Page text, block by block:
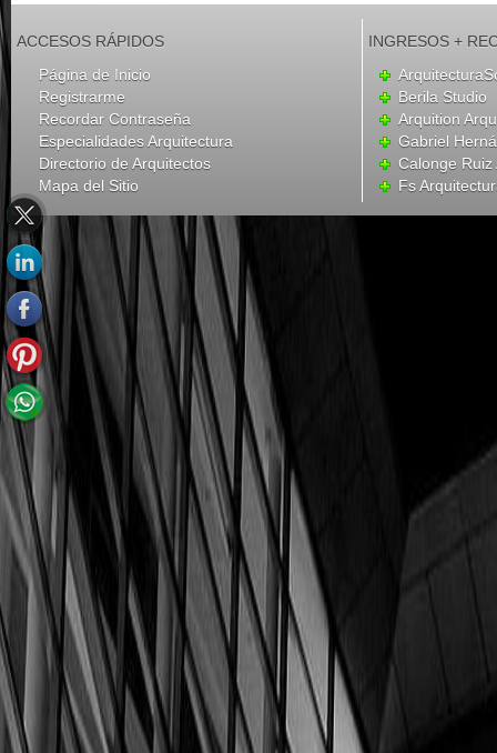
ACCESOS RÁPIDOS
Página de Inicio
Registrarme
Recordar Contraseña
Especialidades Arquitectura
Directorio de Arquitectos
Mapa del Sitio
INGRESOS +
Berila Studio
Arquition
Gabriel
Calonge Ruiz
Fs